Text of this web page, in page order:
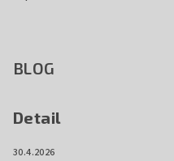
BLOG
Detail
30.4.2026